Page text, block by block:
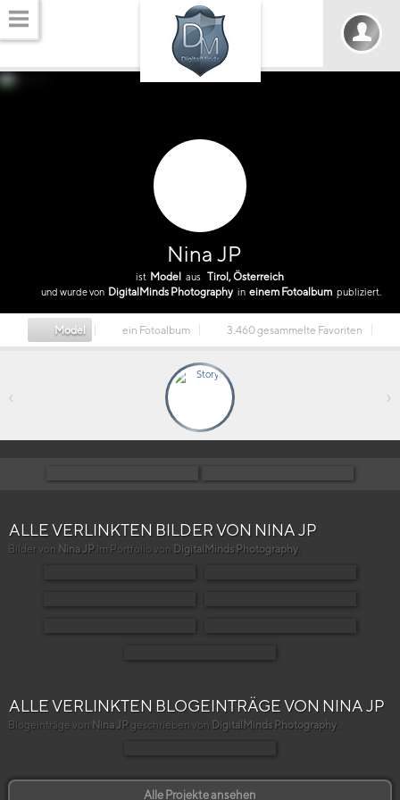
Nina JP
ist Model aus Tirol, Österreich
und wurde von DigitalMinds Photography in einem Fotoalbum publiziert.
Model ein Fotoalbum 3.460 gesammelte Favoriten
‹ ›
ALLE VERLINKTEN BILDER VON NINA JP
Bilder von Nina JP im Portfolio von DigitalMinds Photography.
ALLE VERLINKTEN BLOGEINTRÄGE VON NINA JP
Blogeinträge von Nina JP geschrieben von DigitalMinds Photography.
Alle Projekte ansehen